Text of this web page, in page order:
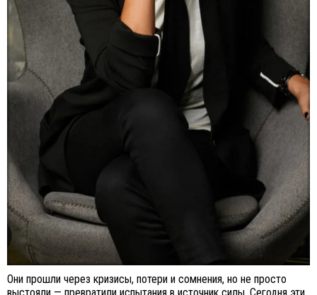
Они прошли через кризисы, потери и сомнения, но не просто